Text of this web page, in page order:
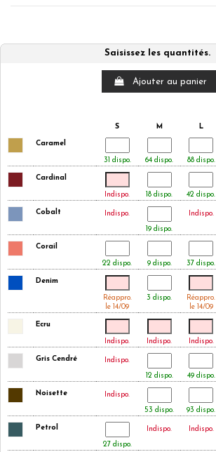
Saisissez les quantités.
Ajouter au panier
S M L
Caramel
31 dispo. 64 dispo. 88 dispo.
Cardinal
Indispo. 18 dispo. 42 dispo.
Cobalt
Indispo.
19 dispo.
Indispo.
Corail
22 dispo. 9 dispo. 37 dispo.
Denim
Réappro.
le 14/09
3 dispo.
Réappro.
le 14/09
Ecru
Indispo. Indispo. Indispo.
Gris Cendré
Indispo.
12 dispo.
49 dispo.
Noisette
Indispo.
53 dispo.
93 dispo.
Petrol
27 dispo.
Indispo. Indispo.